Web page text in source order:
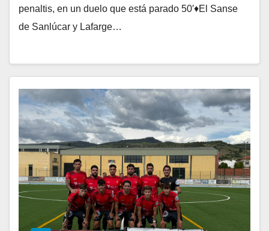
penaltis, en un duelo que está parado 50′♦El Sanse
de Sanlúcar y Lafarge…